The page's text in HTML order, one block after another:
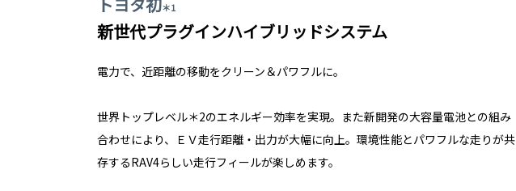
＊1
新世代プラグインハイブリッドシステム
電力で、近距離の移動をクリーン＆パワフルに。
世界トップレベル＊2のエネルギー効率を実現。また新開発の大容量電池との組み
合わせにより、ＥＶ走行距離・出力が大幅に向上。環境性能とパワフルな走りが共
存するRAV4らしい走行フィールが楽しめます。